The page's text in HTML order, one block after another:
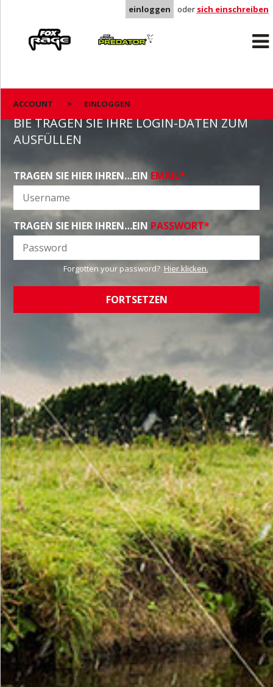
einloggen oder sich einschreiben
Predator
ACCOUNT > EINLOGGEN
BIE TRAGEN SIE IHRE LOGIN-DATEN ZUM
AUSFÜLLEN
TRAGEN SIE HIER IHREN…EIN EMAIL*
TRAGEN SIE HIER IHREN…EIN PASSWORT*
Forgotten your password? Hier klicken.
FORTSETZEN